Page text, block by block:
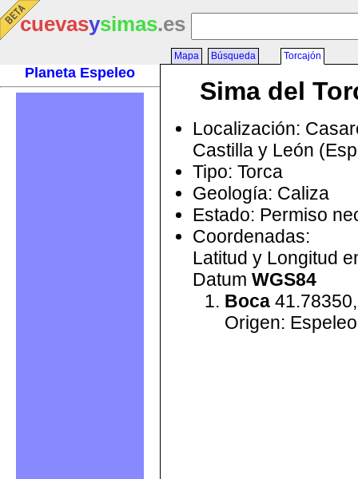
cuevasysimas.es
Planeta Espeleo
Mapa Búsqueda Torcajón
Sima del
Localización:
Castilla y León
Tipo: Torca
Geología: Caliza
Estado: Permiso
Coordenadas:
Latitud y Longitud
Datum WGS84
Boca
Origen: